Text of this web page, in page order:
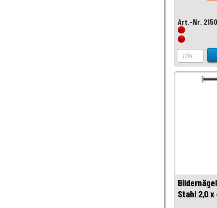
Art.-Nr.
Stahl 2,0 x